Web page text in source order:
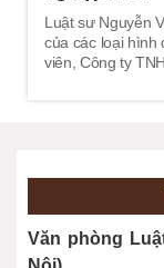
Luật sư Nguyễn
của các loại hình
viên, Công ty
Văn phòng